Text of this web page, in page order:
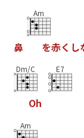
鼻
Am
を赤く し
Dm/C
Oh
E7
Am